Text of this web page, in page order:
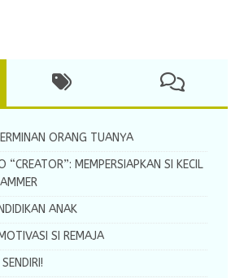
ORANG TUANYA
“CREATOR”: MEMPERSIAPKAN SI KECIL
ANAK
SI REMAJA